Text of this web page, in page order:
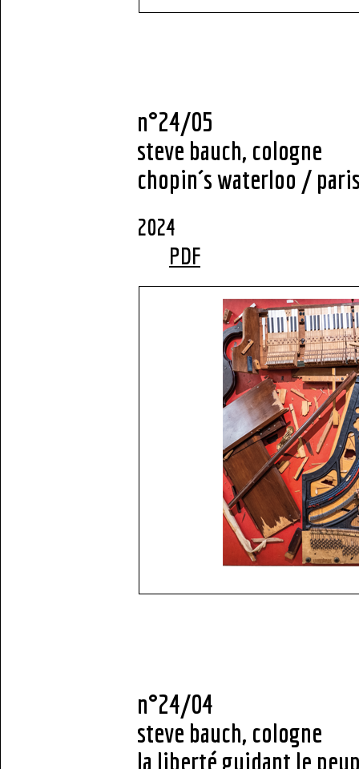
n°24/05
steve bauch, cologne
chopin´s waterloo /
PDF
n°24/04
steve bauch, cologne
la liberté guidant le